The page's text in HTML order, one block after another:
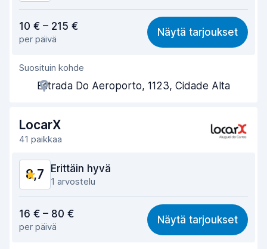
8,9
Löytämisen helppous 9,1
Toimihenkilön avuliaisuus
Noutonopeus
Palautusnopeus 9,1
Auton siisteys
Auton kunto
10 € – 215 €
per päivä
Näytä tarjoukset
Suosituin kohde
Estrada Do Aeroporto, 1123, Cidade Alta
LocarX
41 paikkaa
8,7 Erittäin hyvä
1 arvostelu
8,7
Löytämisen helppous 8,7
16 € – 80 €
per päivä
Näytä tarjoukset